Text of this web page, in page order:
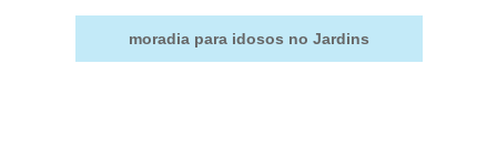
moradia para idosos no Jardins